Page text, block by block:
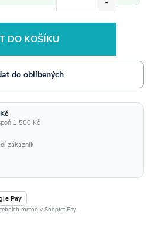
DO KOŠÍKU
do oblíbených
1 500 Kč
zákazník
Pay
metod v Shoptet Pay.